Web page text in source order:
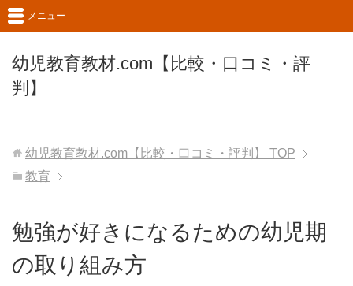
幼児教育教材.com【比較・口コミ・評
判】
メニュー
幼児教育教材.com【比較・口コミ・評判】
TOP
教育
勉強が好きになるための幼児期
の取り組み方